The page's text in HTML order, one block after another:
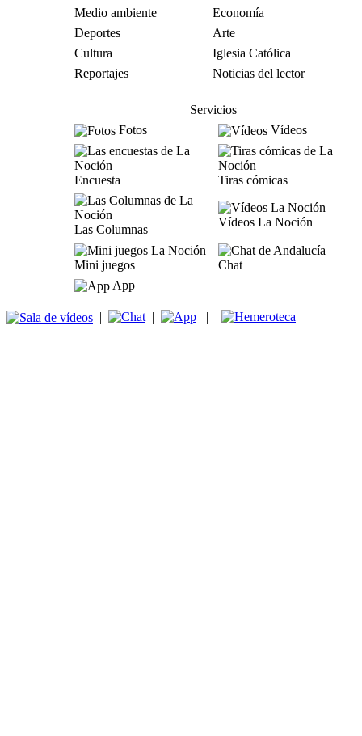
Medio ambiente
Economía
Deportes
Arte
Cultura
Iglesia Católica
Reportajes
Noticias del lector
Servicios
Fotos
Vídeos
Encuesta Tiras cómicas
Las Columnas
Vídeos La Noción
Mini juegos
Chat
App
| | |